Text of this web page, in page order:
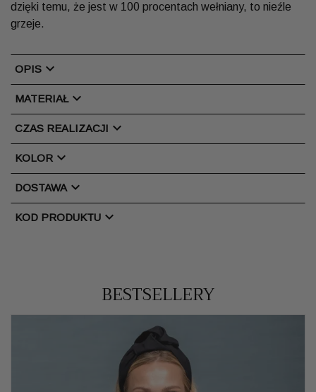
dzięki temu, że jest w 100 procentach wełniany, to nieźle
grzeje.
OPIS chevron_right
MATERIAŁchevron_right
CZAS REALIZACJI chevron_right
KOLOR chevron_right
DOSTAWAchevron_right
KOD PRODUKTU chevron_right
BESTSELLERY